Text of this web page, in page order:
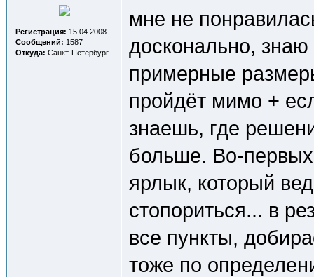
Регистрация: 15.04.2008
Сообщений: 1587
Откуда: Санкт-Петербург
мне не
досконально,
примерные
пройдёт мимо +
знаешь, где
больше. Во-первых
ярлык, который
стопориться... в
все пункты,
тоже по